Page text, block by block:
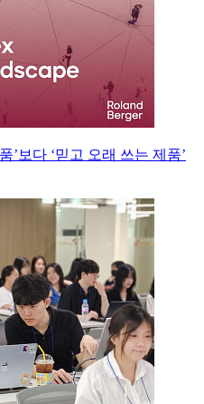
’보다 ‘믿고 오래 쓰는 제품’